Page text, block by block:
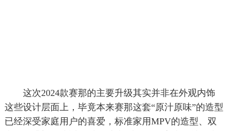
这次2024款赛那的主要升级其实并非在外观内饰
这些设计层面上，毕竟本来赛那这套“原汁原味”的造型
已经深受家庭用户的喜爱，标准家用MPV的造型、双